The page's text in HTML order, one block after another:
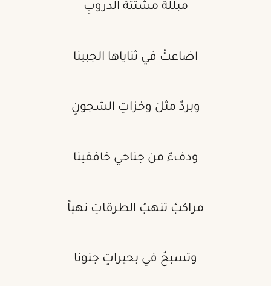
مبللة مشتتة الدروبِ
اضاعتْ في ثناياها الجبينا
وبردٌ مثلَ وخزاتِ الشجونِ
ودفءٌ من جناحي خافقينا
مراكبُ تنهبُ الطرقاتِ نهباً
وتسبحُ في بحيراتٍ جنونا